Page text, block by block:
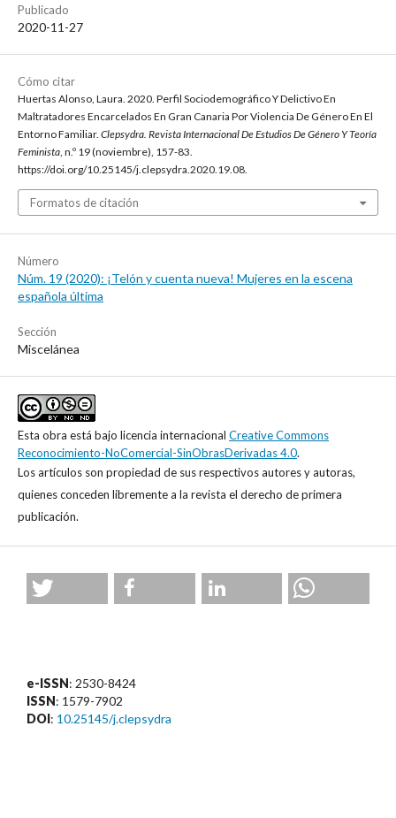
Publicado
2020-11-27
Cómo citar
Huertas Alonso, Laura. 2020. Perfil Sociodemográfico Y Delictivo En
Maltratadores Encarcelados En Gran Canaria Por Violencia De Género En El
Entorno Familiar. Clepsydra. Revista Internacional De Estudios De Género Y Teoría
Feminista , n.º 19 (noviembre), 157-83.
https://doi.org/10.25145/j.clepsydra.2020.19.08.
Formatos de citación
Número
Núm. 19 (2020): ¡Telón y cuenta nueva! Mujeres en la escena
española última
Sección
Miscelánea
Esta obra está bajo licencia internacional Creative Commons
Reconocimiento-NoComercial-SinObrasDerivadas 4.0.
Los artículos son propiedad de sus respectivos autores y autoras,
quienes conceden libremente a la revista el derecho de primera
publicación.
e-ISSN: 2530-8424
ISSN: 1579-7902
DOI: 10.25145/j.clepsydra